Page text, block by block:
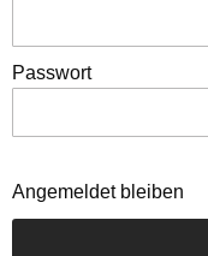
Passwort
Angemeldet bleiben